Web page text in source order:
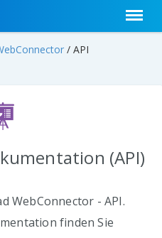
/ API
(API)
WebConnector - API.
finden Sie